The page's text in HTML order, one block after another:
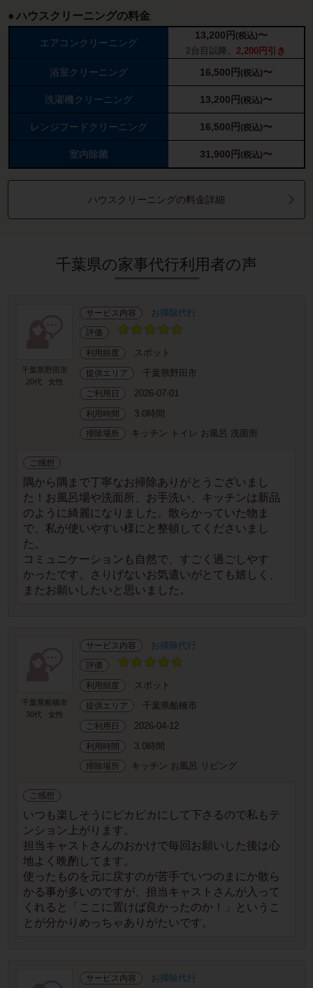
ハウスクリーニングの料金
エアコンクリーニング
13,200 円 (税込)〜
2台目以降、 2,200円引き
浴室クリーニング 16,500 円 (税込)〜
洗濯機クリーニング 13,200 円 (税込)〜
レンジフードクリーニング 16,500 円 (税込)〜
室内除菌 31,900 円 (税込)〜
ハウスクリーニングの料金詳細
千葉県の家事代行利用者の声
千葉県野田市
20代
女性
サービス内容 お掃除代行
評価
利用頻度 スポット
提供エリア 千葉県野田市
ご利用日 2026-07-01
利用時間 3.0時間
掃除場所 キッチン トイレ お風呂 洗面所
ご感想
隅から隅まで丁寧なお掃除ありがとうございまし
た！お風呂場や洗面所、お手洗い、キッチンは新品
のように綺麗になりました。散らかっていた物ま
で、私が使いやすい様にと整頓してくださいまし
た。
コミュニケーションも自然で、すごく過ごしやす
かったです。さりげないお気遣いがとても嬉しく、
またお願いしたいと思いました。
千葉県船橋市
30代
女性
サービス内容 お掃除代行
評価
利用頻度 スポット
提供エリア 千葉県船橋市
ご利用日 2026-04-12
利用時間 3.0時間
掃除場所 キッチン お風呂 リビング
ご感想
いつも楽しそうにピカピカにして下さるので私もテ
ンション上がります。
担当キャストさんのおかけで毎回お願いした後は心
地よく晩酌してます。
使ったものを元に戻すのが苦手でいつのまにか散ら
かる事が多いのですが、担当キャストさんが入って
くれると「ここに置けば良かったのか！」というこ
とが分かりめっちゃありがたいです。
サービス内容 お掃除代行